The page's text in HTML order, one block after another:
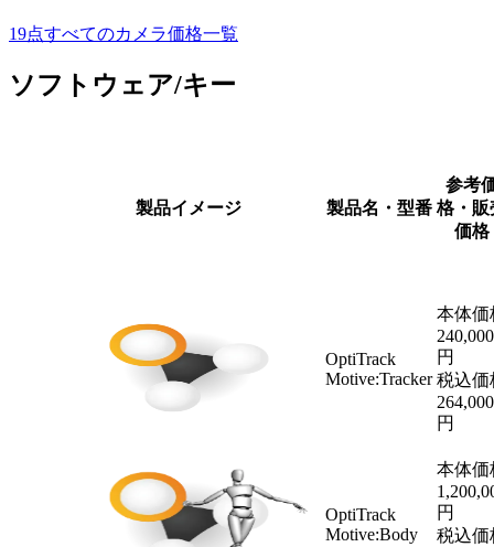
19点すべてのカメラ価格一覧
ソフトウェア/キー
製品イメージ 製品名・型番
参考
格・販
価格
OptiTrack
Motive:Tracker
本体価
240,000
円
税込価
264,000
円
OptiTrack
Motive:Body
本体価
円
税込価